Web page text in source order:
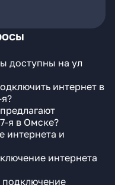
доступны на ул
интернет в
я в Омске?
интернета и
интернета
подключение